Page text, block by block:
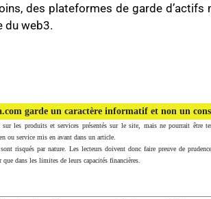
des plateformes de garde d’actifs
du web3.
garde un caractère informatif et non un
les produits et services présentés sur le site, mais ne pourrait être
ou service mis en avant dans un article.
risqués par nature. Les lecteurs doivent donc faire preuve de
dans les limites de leurs capacités financières.